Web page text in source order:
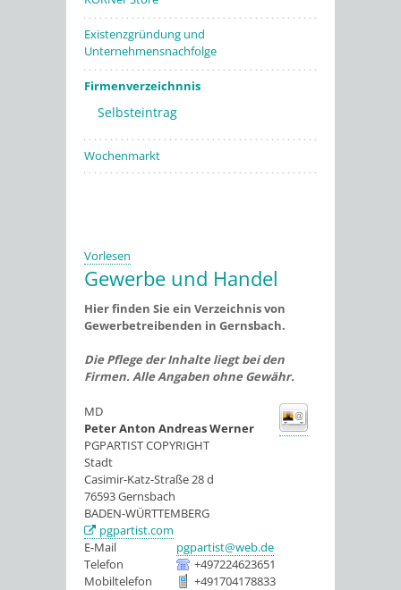
Existenzgründung und
Unternehmensnachfolge
Firmenverzeichnnis
Selbsteintrag
Wochenmarkt
Vorlesen
Gewerbe und Handel
Hier finden Sie ein Verzeichnis von
Gewerbetreibenden in Gernsbach.
Die Pflege der Inhalte liegt bei den
Firmen. Alle Angaben ohne Gewähr.
MD
Peter Anton AndreasWerner
PGPARTIST COPYRIGHT
Stadt
Casimir-Katz-Straße 28 d
76593Gernsbach
BADEN-WÜRTTEMBERG
pgpartist.com
E-Mail
pgpartist@web.de
Telefon
+497224623651
Mobiltelefon
+491704178833